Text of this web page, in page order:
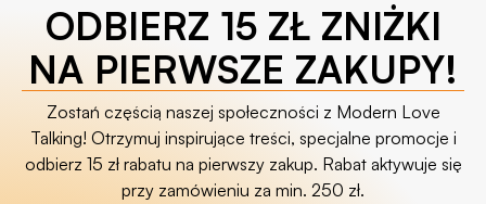
ODBIERZ 15 ZŁ ZNIŻKI
NA PIERWSZE ZAKUPY!
Zostań częścią naszej społeczności z Modern Love
Talking! Otrzymuj inspirujące treści, specjalne promocje i
odbierz 15 zł rabatu na pierwszy zakup. Rabat aktywuje się
przy zamówieniu za min. 250 zł.